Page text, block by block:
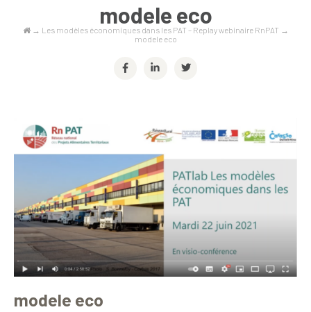
modele eco
→ Les modèles économiques dans les PAT – Replay webinaire RnPAT →
modele eco
modele eco